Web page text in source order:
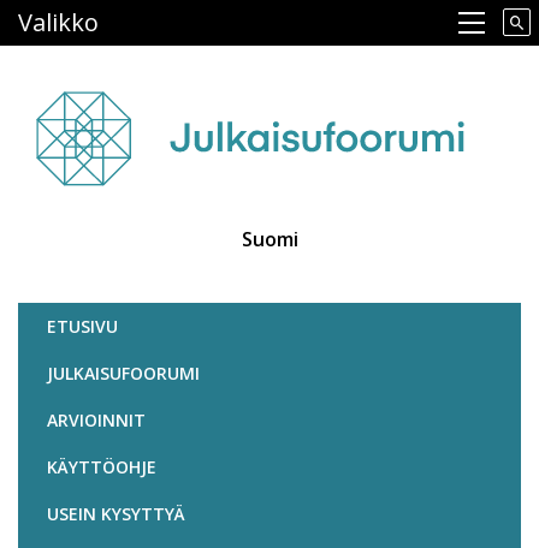
pääsisältöön
Main navigation
Valikko
Suomi
Julkaisufoorumi
ETUSIVU
JULKAISUFOORUMI
ARVIOINNIT
KÄYTTÖOHJE
USEIN KYSYTTYÄ